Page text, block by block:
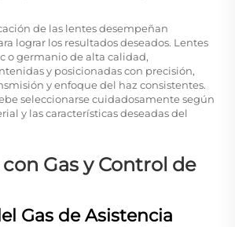
de las lentes desempeñan
lograr los resultados deseados. Lentes
o germanio de alta calidad,
y posicionadas con precisión,
y enfoque del haz consistentes.
seleccionarse cuidadosamente según
y las características deseadas del
Gas y Control de
Gas de Asistencia